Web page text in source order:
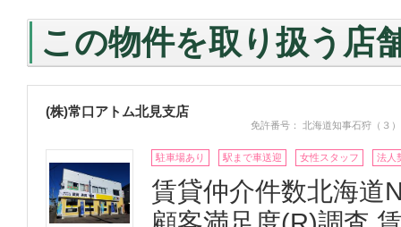
この物件を取り扱う店
(株)常口アトム北見支店
免許番号： 北海道知事石狩（３
駐車場あり 駅まで車送迎 女性スタッフ 法人
賃貸仲介件数北海道